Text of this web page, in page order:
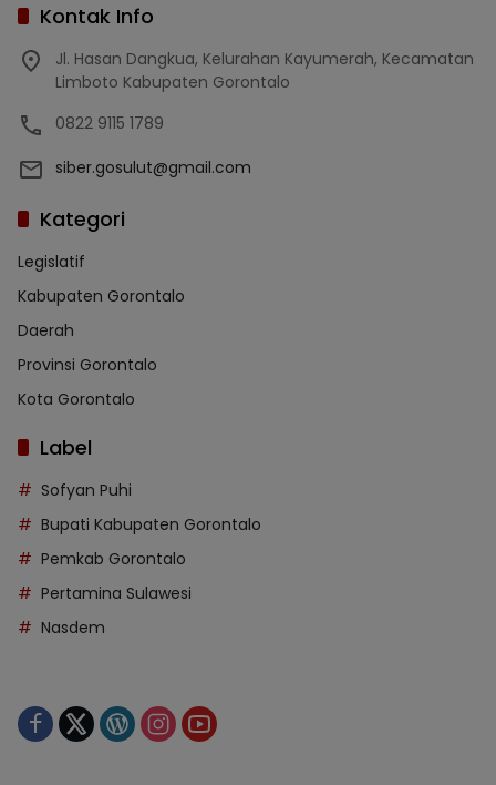
Kontak Info
Jl. Hasan Dangkua, Kelurahan Kayumerah, Kecamatan
Limboto Kabupaten Gorontalo
0822 9115 1789
siber.gosulut@gmail.com
Kategori
Legislatif
Kabupaten Gorontalo
Daerah
Provinsi Gorontalo
Kota Gorontalo
Label
Sofyan Puhi
Bupati Kabupaten Gorontalo
Pemkab Gorontalo
Pertamina Sulawesi
Nasdem